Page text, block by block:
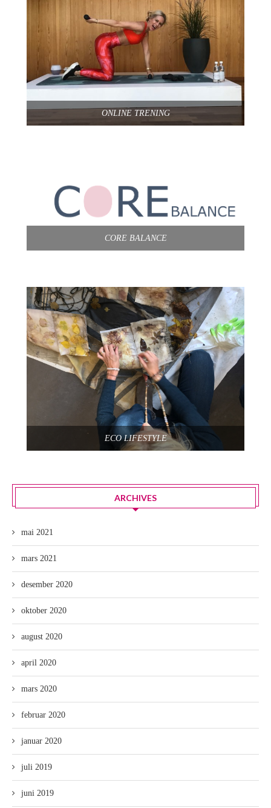
ONLINE TRENING
CORE BALANCE
ECO LIFESTYLE
ARCHIVES
mai 2021
mars 2021
desember 2020
oktober 2020
august 2020
april 2020
mars 2020
februar 2020
januar 2020
juli 2019
juni 2019